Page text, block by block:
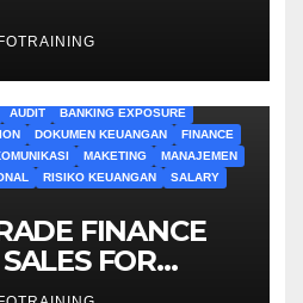
AUDIT
BANKING EXPOSURE
DOKUMEN KEUANGAN
FINANCE
MAKETING
MANAJEMEN
RISIKO KEUANGAN
SALARY
FINANCE
FOR